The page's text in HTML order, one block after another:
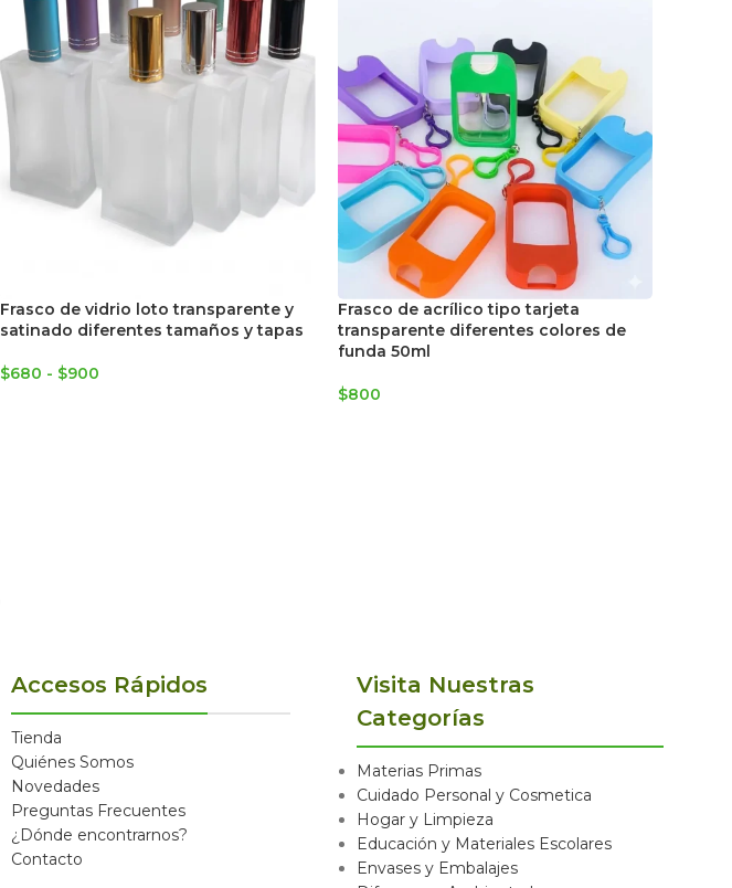
Frasco de vidrio loto transparente y
satinado diferentes tamaños y tapas
$680 - $900
Frasco de acrílico tipo tarjeta
transparente diferentes colores de
funda 50ml
$800
Accesos Rápidos
Tienda
Quiénes Somos
Novedades
Preguntas Frecuentes
¿Dónde encontrarnos?
Contacto
Visita Nuestras
Categorías
Materias Primas
Cuidado Personal y Cosmetica
Hogar y Limpieza
Educación y Materiales Escolares
Envases y Embalajes